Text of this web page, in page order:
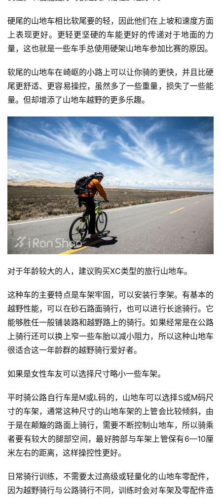
频
用
精
选
运
动
硬尾的山地车相比软尾要的轻，因此他们在上坡和速度方面
上表现更好。更轻更坚硬的车能更好的传递对于地面的力
量，这也就是一些车手总使用硬架山地车参加比赛的原因。
软尾的山地车在崎岖的小路上可以让你骑的更快，并且比硬
尾更舒适、更容易操控，虽然多了一些重量，损失了一些能
量。但却增添了山地车越野的更多乐趣。
对于年龄较大的人，建议购买XC类型的旅行山地车。
这种车的主要特点是车架牢固，可以安装行李架。有基本的
越野性能，可以在砂石路面骑行，也可以进行长途骑行。它
能够胜任一般铺装路和越野路上的骑行。如果经常是在公路
上骑行还可以换上窄一些车胎以减小阻力，所以这种山地车
很适合这一年龄群的越野骑行爱好者。
如果是女性车友可以选择尺寸略小一些车架。
平时骑公路自行车是M或L码的，山地车可以选择S或M码尺
寸的车架，通常这种尺寸的山地车架的上管会比较倾斜，由
于是在颠簸的路面上骑行，需要不断控制山地车，所以骑乘
者要有较大的腿部空间，最好胯部与车架上管保有6—10厘
米左右的距离，这样操控性更好。
日常骑行训练，不需要太过高级或轻量化的山地车零配件，
因为越野骑行与公路骑行不同，训练时会对车架及零配件造